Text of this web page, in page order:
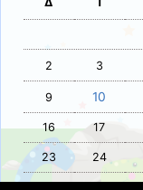
2 3
9 10
16 17
23 24